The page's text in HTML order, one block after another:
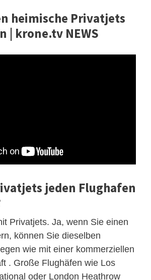
heimische Privatjets
| krone.tv NEWS
jeden Flughafen
Privatjets. Ja, wenn Sie einen
können Sie dieselben
wie mit einer kommerziellen
. Große Flughäfen wie Los
oder London Heathrow